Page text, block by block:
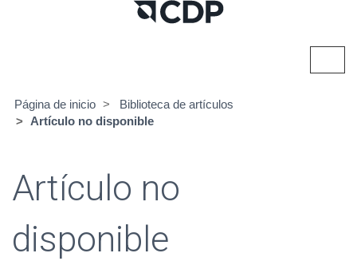
Página de inicio
Biblioteca de artículos
Artículo no disponible
Artículo no
disponible